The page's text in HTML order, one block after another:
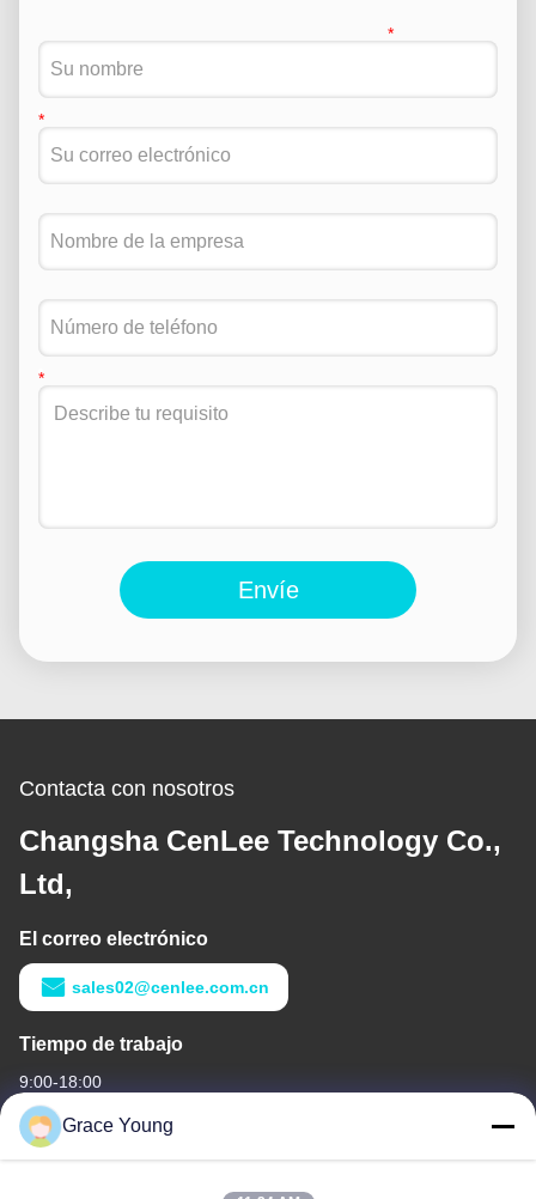
Envíe
Contacta con nosotros
Changsha CenLee Technology Co.,
Ltd,
El correo electrónico
sales02@cenlee.com.cn
Tiempo de trabajo
9:00-18:00
Nuestra dirección
Grace Young